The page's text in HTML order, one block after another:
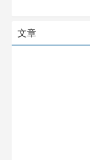
文章